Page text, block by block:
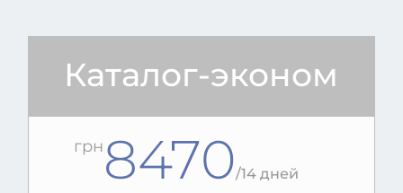
Каталог-эконом
грн8470/14 дней